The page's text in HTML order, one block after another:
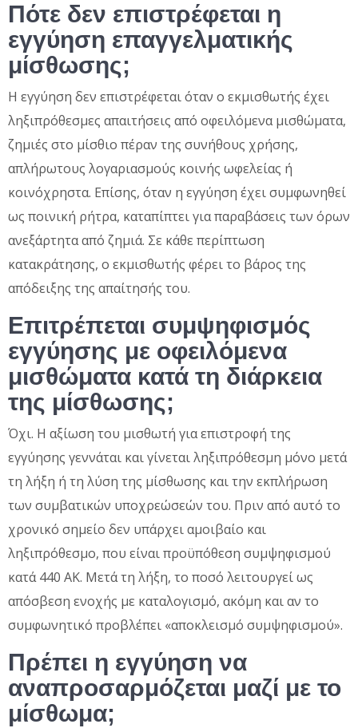
Πότε δεν επιστρέφεται η
εγγύηση επαγγελματικής
μίσθωσης;
Η εγγύηση δεν επιστρέφεται όταν ο εκμισθωτής έχει
ληξιπρόθεσμες απαιτήσεις από οφειλόμενα μισθώματα,
ζημιές στο μίσθιο πέραν της συνήθους χρήσης,
απλήρωτους λογαριασμούς κοινής ωφελείας ή
κοινόχρηστα. Επίσης, όταν η εγγύηση έχει συμφωνηθεί
ως ποινική ρήτρα, καταπίπτει για παραβάσεις των όρων
ανεξάρτητα από ζημιά. Σε κάθε περίπτωση
κατακράτησης, ο εκμισθωτής φέρει το βάρος της
απόδειξης της απαίτησής του.
Επιτρέπεται συμψηφισμός
εγγύησης με οφειλόμενα
μισθώματα κατά τη διάρκεια
της μίσθωσης;
Όχι. Η αξίωση του μισθωτή για επιστροφή της
εγγύησης γεννάται και γίνεται ληξιπρόθεσμη μόνο μετά
τη λήξη ή τη λύση της μίσθωσης και την εκπλήρωση
των συμβατικών υποχρεώσεών του. Πριν από αυτό το
χρονικό σημείο δεν υπάρχει αμοιβαίο και
ληξιπρόθεσμο, που είναι προϋπόθεση συμψηφισμού
κατά 440 ΑΚ. Μετά τη λήξη, το ποσό λειτουργεί ως
απόσβεση ενοχής με καταλογισμό, ακόμη και αν το
συμφωνητικό προβλέπει «αποκλεισμό συμψηφισμού».
Πρέπει η εγγύηση να
αναπροσαρμόζεται μαζί με το
μίσθωμα;